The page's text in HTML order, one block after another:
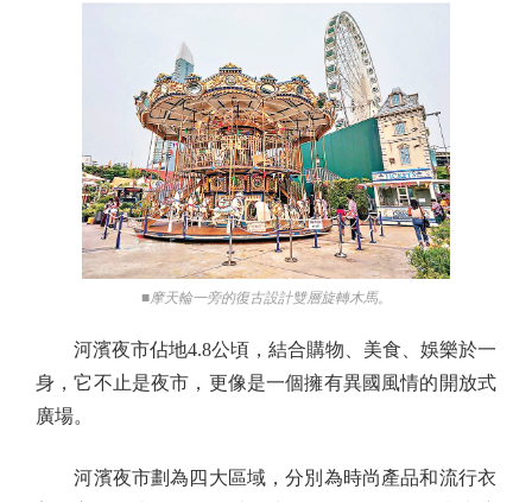
■摩天輪一旁的復古設計雙層旋轉木馬。
河濱夜市佔地4.8公頃，結合購物、美食、娛樂於一
身，它不止是夜市，更像是一個擁有異國風情的開放式
廣場。
河濱夜市劃為四大區域，分別為時尚產品和流行衣